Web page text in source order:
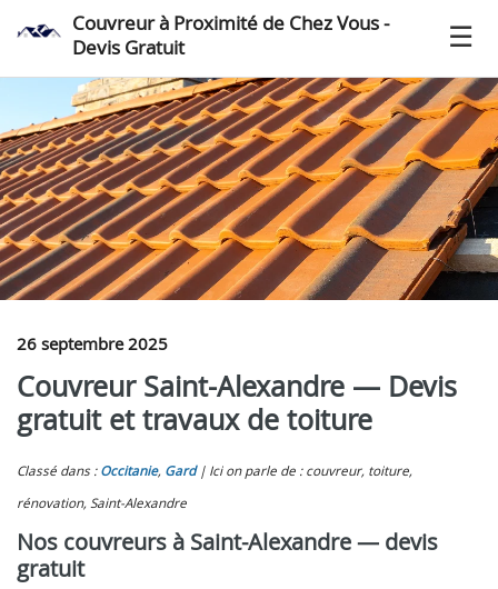
Couvreur à Proximité de Chez Vous -
Devis Gratuit
26 septembre 2025
Couvreur Saint-Alexandre — Devis
gratuit et travaux de toiture
Classé dans : Occitanie, Gard
Ici on parle de : couvreur, toiture,
rénovation, Saint-Alexandre
Nos couvreurs à Saint-Alexandre — devis
gratuit